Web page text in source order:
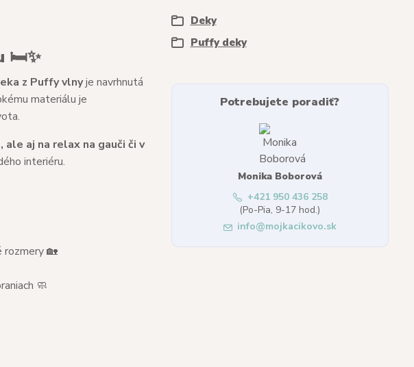
🛏️✨
z Puffy vlnyje navrhnutá
materiálu je
aj na relax na gauči či v
interiéru.
rozmery 🏡
🧼
Deky
Puffy deky
Potrebujete poradiť?
Monika Boborová
+421 950 436 258
(Po-Pia, 9-17 hod.)
info@mojkacikovo.sk